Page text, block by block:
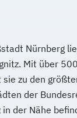
Nürnberg
Mit über
zu den
der
in der Nähe